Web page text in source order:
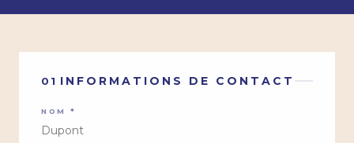
01 INFORMATIONS DE CONTACT
NOM *